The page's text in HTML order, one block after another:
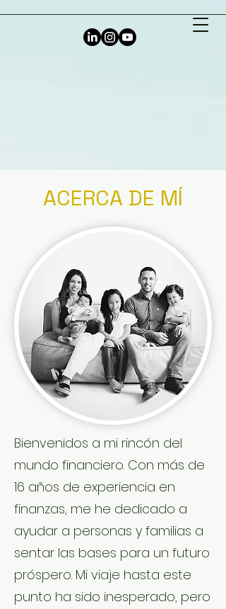
ACERCA DE MÍ
Bienvenidos a mi rincón del
mundo financiero. Con más de
16 años de experiencia en
finanzas, me he dedicado a
ayudar a personas y familias a
sentar las bases para un futuro
próspero. Mi viaje hasta este
punto ha sido inesperado, pero